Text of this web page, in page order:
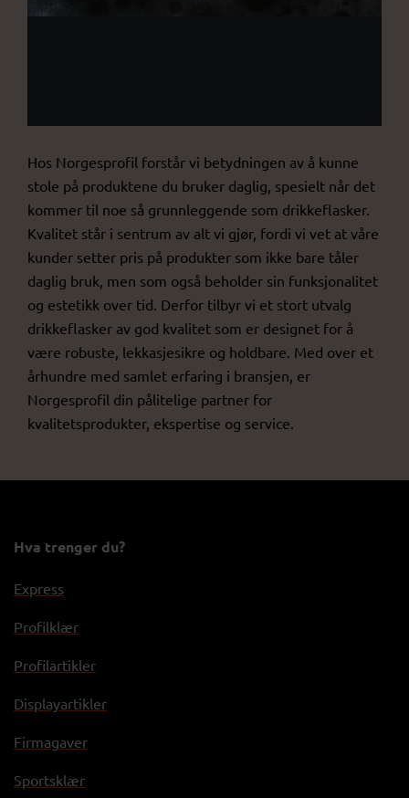
Hos Norgesprofil forstår vi betydningen av å kunne
stole på produktene du bruker daglig, spesielt når det
kommer til noe så grunnleggende som drikkeflasker.
Kvalitet står i sentrum av alt vi gjør, fordi vi vet at våre
kunder setter pris på produkter som ikke bare tåler
daglig bruk, men som også beholder sin funksjonalitet
og estetikk over tid. Derfor tilbyr vi et stort utvalg
drikkeflasker av god kvalitet som er designet for å
være robuste, lekkasjesikre og holdbare. Med over et
århundre med samlet erfaring i bransjen, er
Norgesprofil din pålitelige partner for
kvalitetsprodukter, ekspertise og service.
Hva trenger du?
Express
Profilklær
Profilartikler
Displayartikler
Firmagaver
Sportsklær